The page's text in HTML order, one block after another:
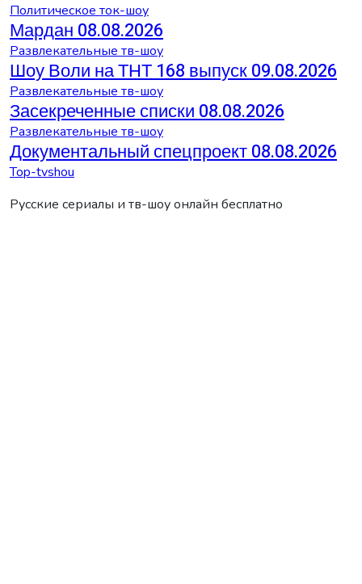
Политическое ток-шоу
Мардан 08.08.2026
Развлекательные тв-шоу
Шоу Воли на ТНТ 168 выпуск 09.08.2026
Развлекательные тв-шоу
Засекреченные списки 08.08.2026
Развлекательные тв-шоу
Документальный спецпроект 08.08.2026
Top-tvshou
Русские сериалы и тв-шоу онлайн бесплатно